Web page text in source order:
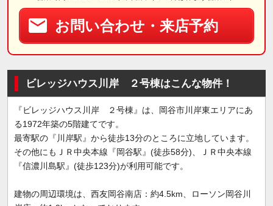
お問い合わせ・来店予約
ビレッジハウス川岸 ２号棟はこんな物件！
『ビレッジハウス川岸 ２号棟』は、岡谷市川岸東エリアにあ
る1972年築の5階建てです。
最寄駅の『川岸駅』から徒歩13分のところに立地しています。
その他にもＪＲ中央本線『岡谷駅』(徒歩58分)、ＪＲ中央本線
『信濃川島駅』(徒歩123分)が利用可能です。
建物の周辺環境は、西友岡谷南店：約4.5km、ローソン岡谷川